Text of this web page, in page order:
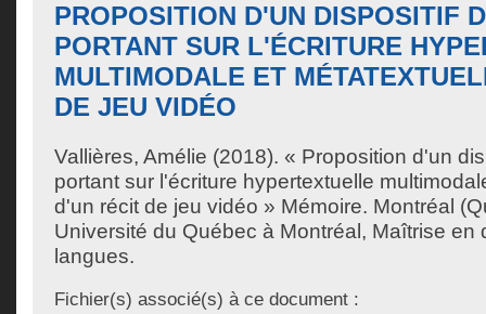
PROPOSITION D'UN DISPOSITIF
PORTANT SUR L'ÉCRITURE
MULTIMODALE ET
DE JEU VIDÉO
Vallières, Amélie (2018). « Proposition d'un
portant sur l'écriture hypertextuelle
d'un récit de jeu vidéo » Mémoire. Montréal
Université du Québec à Montréal, Maîtrise en
langues.
Fichier(s) associé(s) à ce document :